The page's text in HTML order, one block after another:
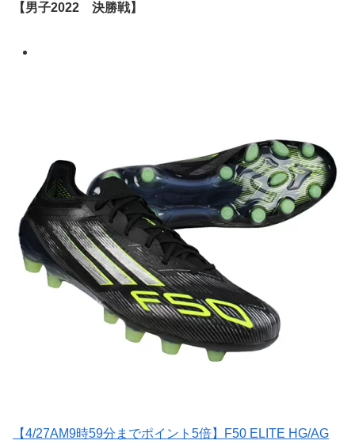
【男子2022 決勝戦】
【4/27AM9時59分までポイント5倍】F50 ELITE HG/AG